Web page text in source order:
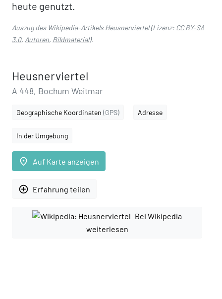
heute genutzt.
Auszug des Wikipedia-ArtikelsHeusnerviertel(Lizenz: CC BY-SA
3.0, Autoren, Bildmaterial).
Heusnerviertel
A 448, Bochum Weitmar
Geographische Koordinaten (GPS) Adresse
In der Umgebung
place Auf Karte anzeigen
add_circle_outline Erfahrung teilen
Bei Wikipedia
weiterlesen